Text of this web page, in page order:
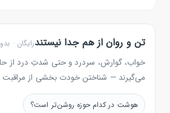
تن و روان از هم جدا نیستندرایگان ·
خواب، گوارش، سردرد و حتی شدتِ درد از
می‌گیرند — شناختن خودت بخشی از
هوشت در کدام حوزه روشن‌تر است؟